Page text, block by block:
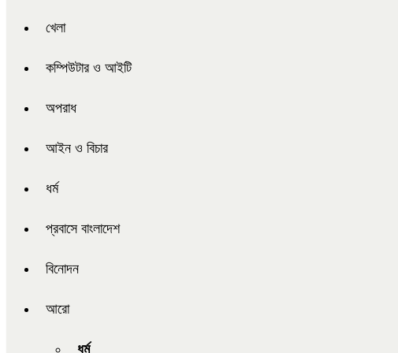
খেলা
কম্পিউটার ও আইটি
অপরাধ
আইন ও বিচার
ধর্ম
প্রবাসে বাংলাদেশ
বিনোদন
আরো
ধর্ম